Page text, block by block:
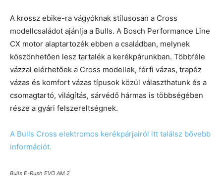
A krossz ebike-ra vágyóknak stílusosan a Cross
modellcsaládot ajánlja a Bulls. A Bosch Performance Line
CX motor alaptartozék ebben a családban, melynek
köszönhetően lesz tartalék a kerékpárunkban. Többféle
vázzal elérhetőek a Cross modellek, férfi vázas, trapéz
vázas és komfort vázas típusok közül választhatunk és a
csomagtartó, világítás, sárvédő hármas is többségében
része a gyári felszereltségnek.
A Bulls Cross elektromos kerékpárjairól itt találsz bővebb
információt.
Bulls E-Rush EVO AM 2